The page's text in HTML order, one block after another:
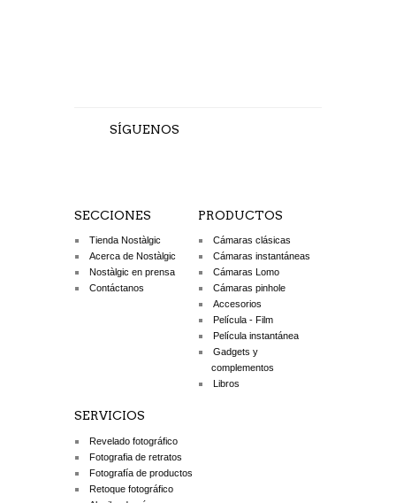
39 € AÑADIR A LA CESTA
CIESTA CORREA BREEZE
34 €
SÍGUENOS
SECCIONES
Tienda Nostàlgic
Acerca de Nostàlgic
Nostàlgic en prensa
Contáctanos
PRODUCTOS
Cámaras clásicas
Cámaras instantáneas
Cámaras Lomo
Cámaras pinhole
Accesorios
Película - Film
Película instantánea
Gadgets y
complementos
Libros
SERVICIOS
Revelado fotográfico
Fotografia de retratos
Fotografía de productos
Retoque fotográfico